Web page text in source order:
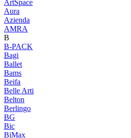
ArtSpace
Aura
Azienda
AМRA
B
B-PACK
Bagi
Ballet
Bams
Beifa
Belle Arti
Belton
Berlingo
BG
Bic
BiMax